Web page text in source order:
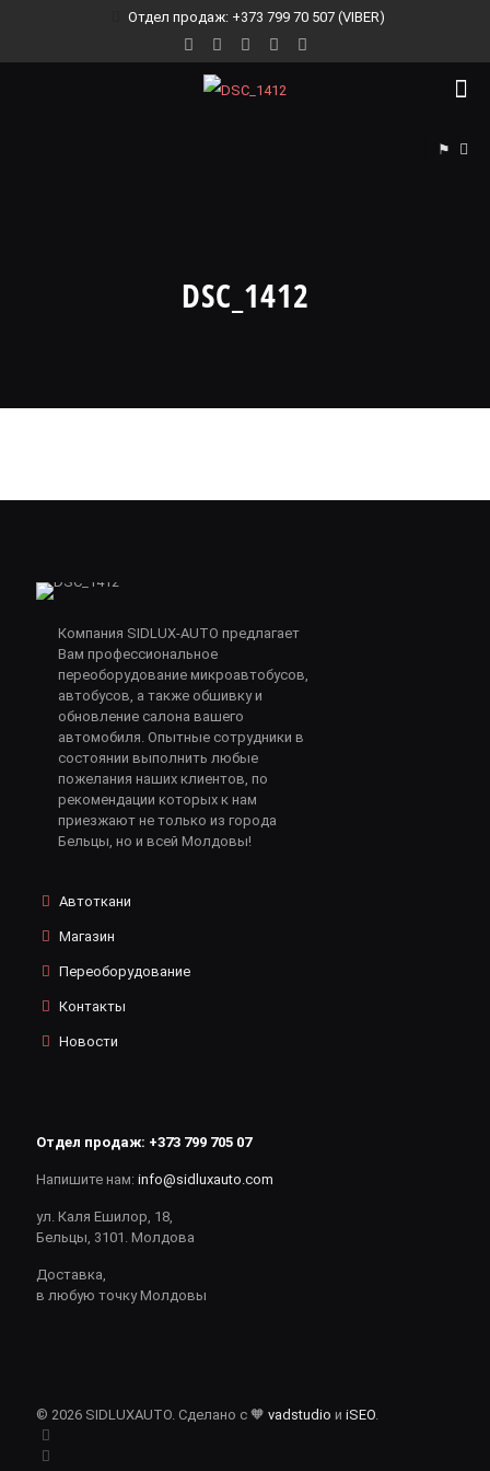
Отдел продаж: +373 799 70 507 (VIBER)
⚑
DSC_1412
Компания SIDLUX-AUTO предлагает
Вам профессиональное
переоборудование микроавтобусов,
автобусов, а также обшивку и
обновление салона вашего
автомобиля. Опытные сотрудники в
состоянии выполнить любые
пожелания наших клиентов, по
рекомендации которых к нам
приезжают не только из города
Бельцы, но и всей Молдовы!
Автоткани
Магазин
Переоборудование
Контакты
Новости
Отдел продаж: +373 799 705 07
Напишите нам: info@sidluxauto.com
ул. Каля Ешилор, 18,
Бельцы, 3101. Молдова
Доставка,
в любую точку Молдовы
© 2026 SIDLUXAUTO. Сделано с 🧡 vadstudio и iSEO.